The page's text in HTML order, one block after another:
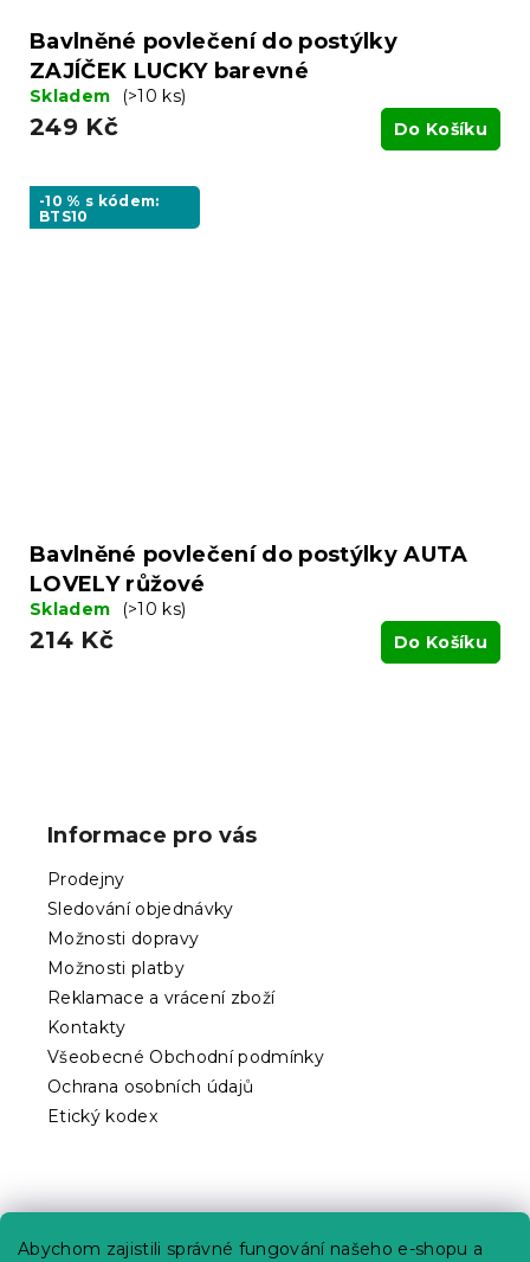
Abychom zajistili správné fungování našeho e-shopu a
Bavlněné povlečení do postýlky
ZAJÍČEK LUCKY barevné
Skladem (>10 ks)
249 Kč Do Košíku
-10 % s kódem:
BTS10
Bavlněné povlečení do postýlky AUTA
LOVELY růžové
Skladem (>10 ks)
214 Kč Do Košíku
Informace pro vás
Prodejny
Sledování objednávky
Možnosti dopravy
Možnosti platby
Reklamace a vrácení zboží
Kontakty
Všeobecné Obchodní podmínky
Ochrana osobních údajů
Etický kodex